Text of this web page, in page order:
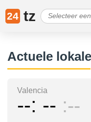
24 tz
Actuele
Valencia
-- -- --